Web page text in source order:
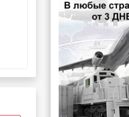
Подробнее ...